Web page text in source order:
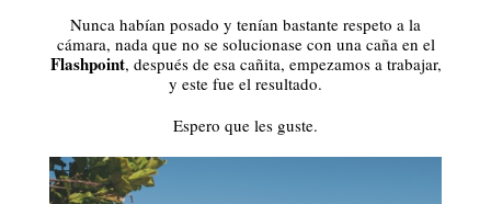
Nunca habían posado y tenían bastante respeto a la
cámara, nada que no se solucionase con una caña en el
Flashpoint, después de esa cañita, empezamos a trabajar,
y este fue el resultado.
Espero que les guste.